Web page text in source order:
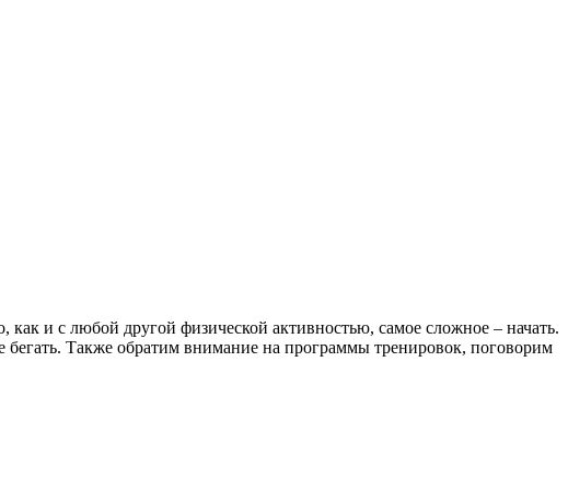
и с любой другой физической активностью, самое сложное – начать.
бегать. Также обратим внимание на программы тренировок, поговорим